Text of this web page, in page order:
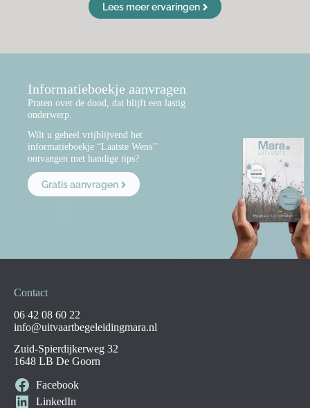
Lees meer ervaringen
Informatieboekje aanvragen
Praten over de dood, dat blijft een lastig
onderwerp.
Wilt u geheel vrijblijvend het
informatieboekje “Laatste Wens’’
ontvangen met handige tips?
Gratis aanvragen
Contact
06 42 08 60 22
info@uitvaartbegeleidingmara.nl
Zuid-Spierdijkerweg 32
1648 LB De Goorn
Facebook
LinkedIn